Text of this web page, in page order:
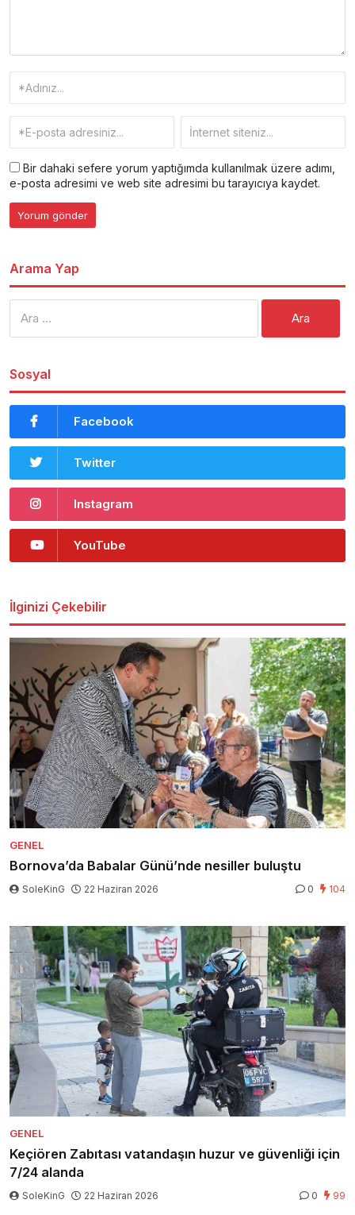
Bir dahaki sefere yorum yaptığımda kullanılmak üzere adımı,
e-posta adresimi ve web site adresimi bu tarayıcıya kaydet.
Arama Yap
Sosyal
Facebook
Twitter
Instagram
YouTube
İlginizi Çekebilir
GENEL
Bornova’da Babalar Günü’nde nesiller buluştu
SoleKinG 22 Haziran 2026 0 104
GENEL
Keçiören Zabıtası vatandaşın huzur ve güvenliği için
7/24 alanda
SoleKinG 22 Haziran 2026 0 99